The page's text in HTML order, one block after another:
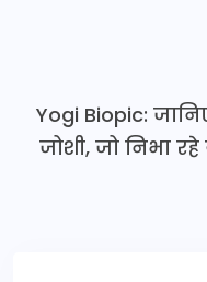
Yogi Biopic:
जोशी, जो निभा